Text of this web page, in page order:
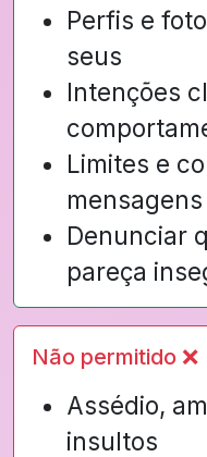
Perfis e
seus
Intenções
Limites e
mensagens
Denunciar
pareça
Não permitido ❌
Assédio,
insultos